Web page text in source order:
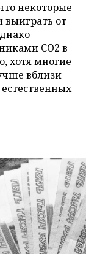
некоторые
выиграть от
CO2 в
хотя многие
вблизи